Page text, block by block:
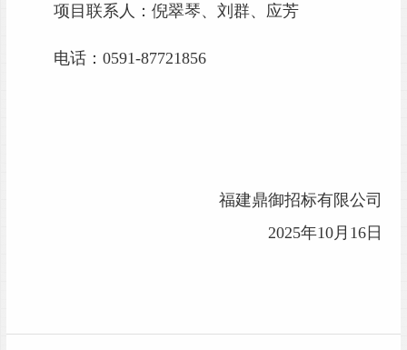
项目联系人：倪翠琴、刘群、应芳
电话： 0591-87721856
福建鼎御招标有限公司
2025年10 月 16日